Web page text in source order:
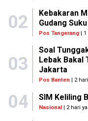
02
Kebakaran
Gudang
Pos Tangerang| 1
03
Soal
Lebak Bakal
Jakarta
Pos Banten | 2
04 SIM Keliling
Nasional | 2 hari